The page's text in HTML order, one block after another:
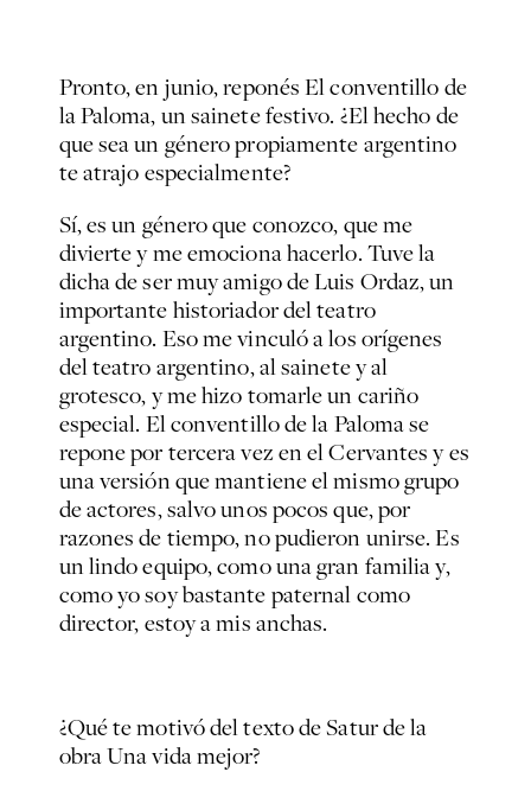
Pronto, en junio, reponésEl conventillo de
la Paloma, un sainete festivo. ¿El hecho de
que sea un género propiamente argentino
te atrajo especialmente?
Sí, es un género que conozco, que me
divierte y me emociona hacerlo. Tuve la
dicha de ser muy amigo de Luis Ordaz, un
importante historiador del teatro
argentino. Eso me vinculó a los orígenes
del teatro argentino, al sainete y al
grotesco, y me hizo tomarle un cariño
especial. El conventillo de la Palomase
repone por tercera vez en el Cervantes y es
una versión que mantiene el mismo grupo
de actores, salvo unos pocos que, por
razones de tiempo, no pudieron unirse. Es
un lindo equipo, como una gran familia y,
como yo soy bastante paternal como
director, estoy a mis anchas.
¿Qué te motivó del texto de Satur de la
obraUna vida mejor?